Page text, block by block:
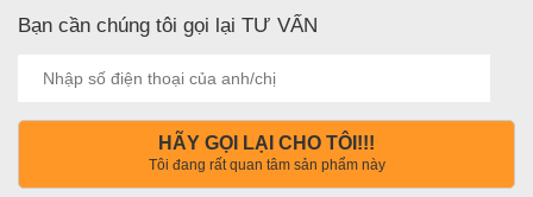
Bạn cần chúng tôi gọi lại TƯ VẤN
HÃY GỌI LẠI CHO TÔI!!!
Tôi đang rất quan tâm sản phẩm này